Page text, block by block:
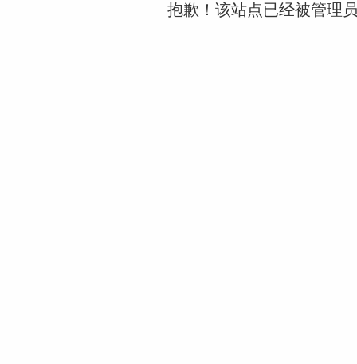
抱歉！该站点已经被管理